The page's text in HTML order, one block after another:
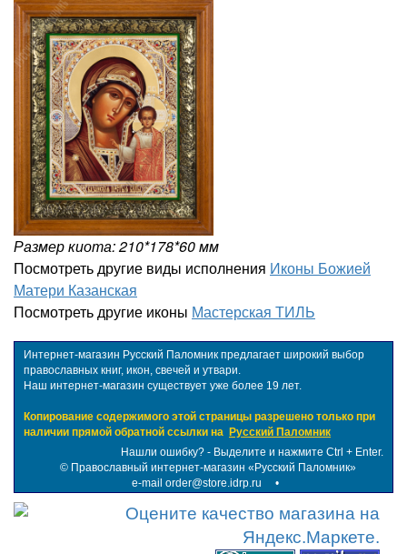
Размер киота: 210*178*60 мм
Посмотреть другие виды исполнения Иконы Божией
Матери Казанская
Посмотреть другие иконы Мастерская ТИЛЬ
Интернет-магазин Русский Паломник предлагает широкий выбор
православных книг, икон, свечей и утвари.
Наш интернет-магазин существует уже более 19 лет.
Копирование содержимого этой страницы разрешено только при
наличии прямой обратной ссылки на Русский Паломник
Нашли ошибку? - Выделите и нажмите Ctrl + Enter.
© Православный интернет-магазин «Русский Паломник»
e-mail order@store.idrp.ru •